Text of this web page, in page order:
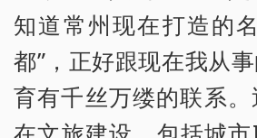
知道常州现在打造的
都”，正好跟现在我从
育有千丝万缕的联系